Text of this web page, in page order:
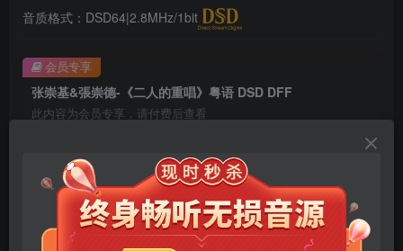
音质格式：DSD64|2.8MHz/1bit
张崇基&張崇德-《二人的重唱》粤语 DSD DFF
此内容为会员专享，请付费后查看
9.9 ￥99
年卡会员免费 永久会员免费
立即购买
会员专享